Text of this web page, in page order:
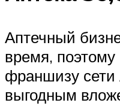
Аптечный
время, поэтому
франшизу сети
выгодным